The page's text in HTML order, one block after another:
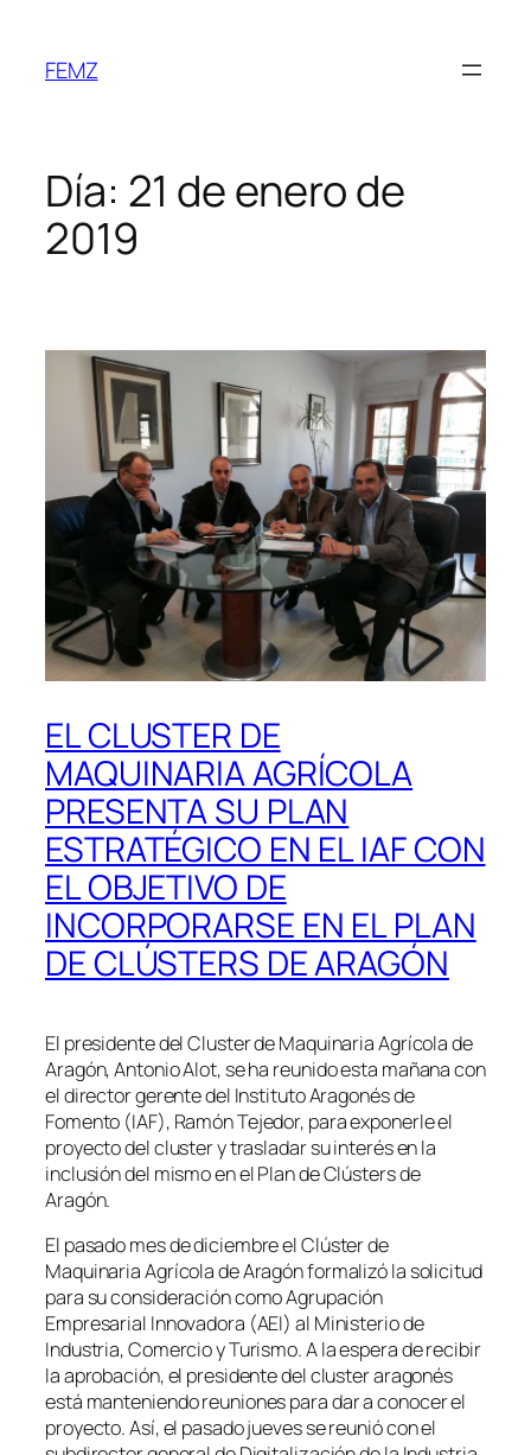
FEMZ
Día: 21 de enero de
2019
EL CLUSTER DE
MAQUINARIA AGRÍCOLA
PRESENTA SU PLAN
ESTRATÉGICO EN EL IAF CON
EL OBJETIVO DE
INCORPORARSE EN EL PLAN
DE CLÚSTERS DE ARAGÓN
El presidente del Cluster de Maquinaria Agrícola de
Aragón, Antonio Alot, se ha reunido esta mañana con
el director gerente del Instituto Aragonés de
Fomento (IAF), Ramón Tejedor, para exponerle el
proyecto del cluster y trasladar su interés en la
inclusión del mismo en el Plan de Clústers de
Aragón.
El pasado mes de diciembre el Clúster de
Maquinaria Agrícola de Aragón formalizó la solicitud
para su consideración como Agrupación
Empresarial Innovadora (AEI) al Ministerio de
Industria, Comercio y Turismo. A la espera de recibir
la aprobación, el presidente del cluster aragonés
está manteniendo reuniones para dar a conocer el
proyecto. Así, el pasado jueves se reunió con el